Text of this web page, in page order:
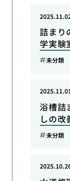
詰まり
学実験
未分類
浴槽詰
しの改
未分類